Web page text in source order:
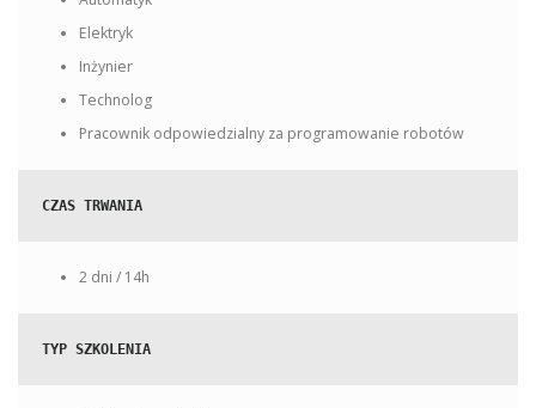
Elektryk
Inżynier
Technolog
Pracownik odpowiedzialny za programowanie robotów
CZAS TRWANIA
2 dni / 14h
TYP SZKOLENIA